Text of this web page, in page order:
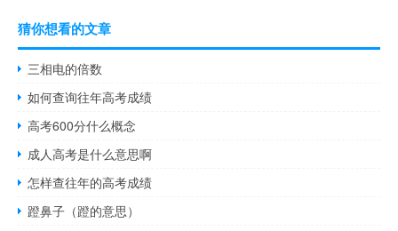
猜你想看的文章
三相电的倍数
如何查询往年高考成绩
高考600分什么概念
成人高考是什么意思啊
怎样查往年的高考成绩
蹬鼻子（蹬的意思）